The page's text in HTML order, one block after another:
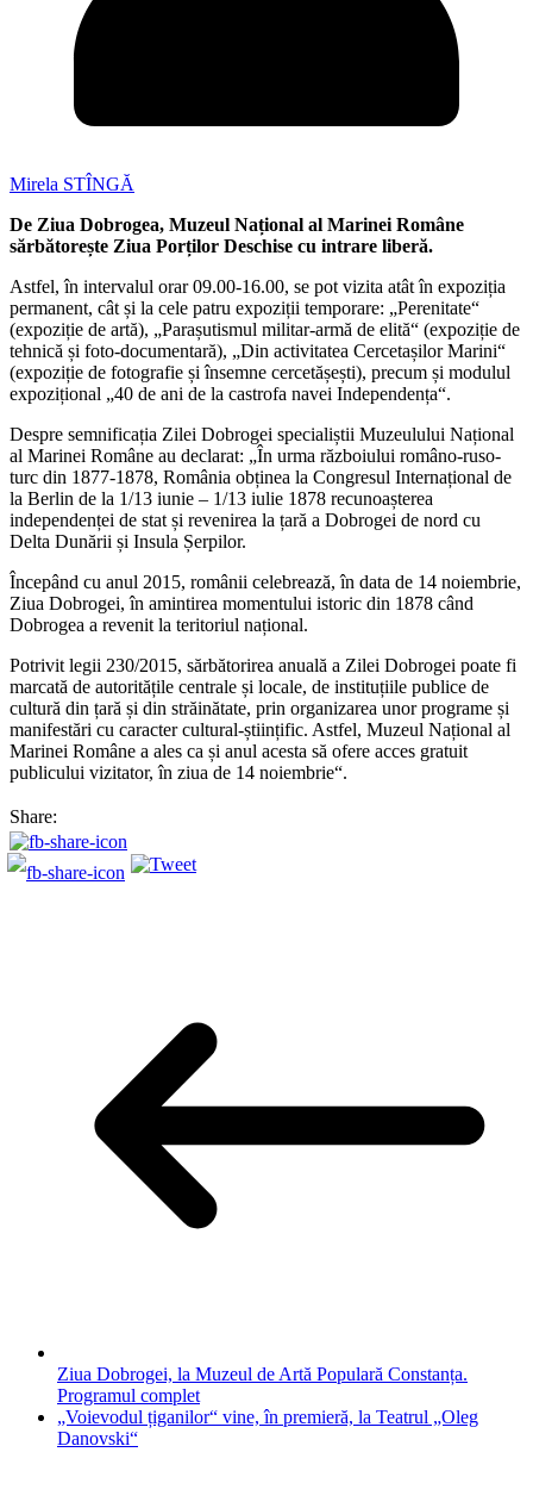
Mirela STÎNGĂ
De Ziua Dobrogea, Muzeul Național al Marinei Române
sărbătorește Ziua Porților Deschise cu intrare liberă.
Astfel, în intervalul orar 09.00-16.00, se pot vizita atât în expoziția
permanent, cât și la cele patru expoziții temporare: „Perenitate“
(expoziție de artă), „Parașutismul militar-armă de elită“ (expoziție de
tehnică și foto-documentară), „Din activitatea Cercetașilor Marini“
(expoziție de fotografie și însemne cercetășești), precum și modulul
expozițional „40 de ani de la castrofa navei Independența“.
Despre semnificația Zilei Dobrogei specialiștii Muzeulului Național
al Marinei Române au declarat: „În urma războiului româno-ruso-
turc din 1877-1878, România obținea la Congresul Internațional de
la Berlin de la 1/13 iunie – 1/13 iulie 1878 recunoașterea
independenței de stat și revenirea la țară a Dobrogei de nord cu
Delta Dunării și Insula Șerpilor.
Începând cu anul 2015, românii celebrează, în data de 14 noiembrie,
Ziua Dobrogei, în amintirea momentului istoric din 1878 când
Dobrogea a revenit la teritoriul național.
Potrivit legii 230/2015, sărbătorirea anuală a Zilei Dobrogei poate fi
marcată de autoritățile centrale și locale, de instituțiile publice de
cultură din țară și din străinătate, prin organizarea unor programe și
manifestări cu caracter cultural-științific. Astfel, Muzeul Național al
Marinei Române a ales ca și anul acesta să ofere acces gratuit
publicului vizitator, în ziua de 14 noiembrie“.
Share:
Ziua Dobrogei, la Muzeul de Artă Populară Constanța.
Programul complet
„Voievodul țiganilor“ vine, în premieră, la Teatrul „Oleg
Danovski“